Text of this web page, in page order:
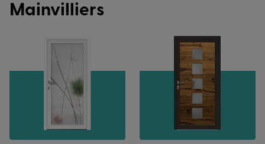
Mainvilliers